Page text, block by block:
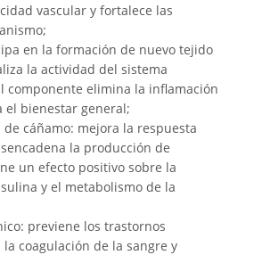
vascular y fortalece las
en la formación de nuevo tejido
la actividad del sistema
componente elimina la inflamación
el bienestar general;
cáñamo: mejora la respuesta
la producción de
un efecto positivo sobre la
y el metabolismo de la
previene los trastornos
coagulación de la sangre y